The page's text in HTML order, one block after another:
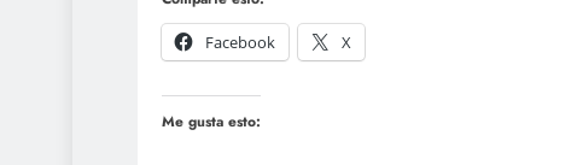
Facebook
X
Me gusta esto: